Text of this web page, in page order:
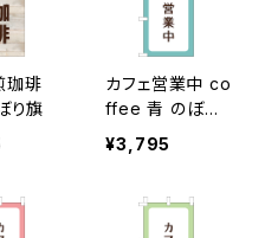
珈琲
り旗
カフェ営業中 co
ffee 青 のぼり
旗
¥3,795